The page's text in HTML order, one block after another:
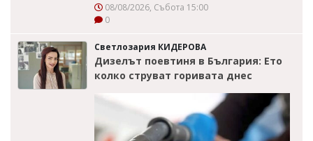
08/08/2026, Събота 15:00
0
Светлозария КИДЕРОВА
Дизелът поевтиня в България: Ето
колко струват горивата днес